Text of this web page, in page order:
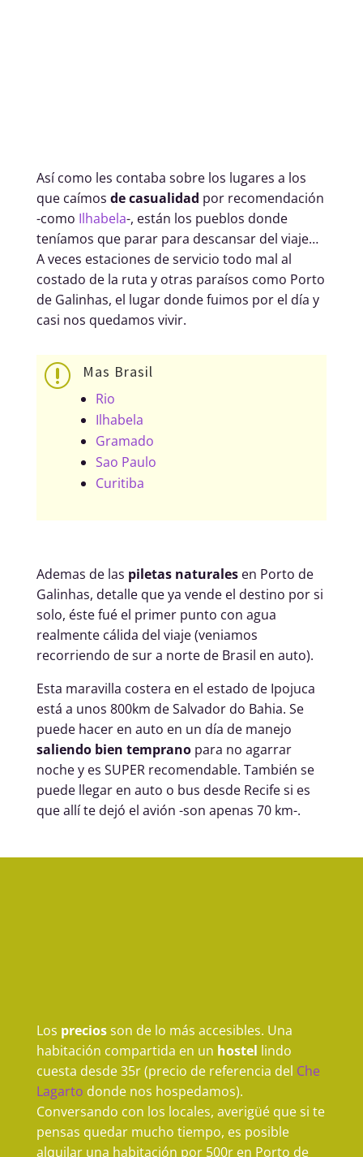
Así como les contaba sobre los lugares a los
que caímos de casualidad por recomendación
-como Ilhabela-, están los pueblos donde
teníamos que parar para descansar del viaje…
A veces estaciones de servicio todo mal al
costado de la ruta y otras paraísos como Porto
de Galinhas, el lugar donde fuimos por el día y
casi nos quedamos vivir.
r Mas Brasil
Rio
Ilhabela
Gramado
Sao Paulo
Curitiba
Ademas de las piletas naturalesen Porto de
Galinhas, detalle que ya vende el destino por si
solo, éste fué el primer punto con agua
realmente cálida del viaje (veniamos
recorriendo de sur a norte de Brasil en auto).
Esta maravilla costera en el estado de Ipojuca
está a unos 800km de Salvador do Bahia. Se
puede hacer en auto en un día de manejo
saliendo bien tempranopara no agarrar
noche y es SUPER recomendable. También se
puede llegar en auto o bus desde Recife si es
que allí te dejó el avión -son apenas 70 km-.
Los preciosson de lo más accesibles. Una
habitación compartida en un hostel lindo
cuesta desde 35r (precio de referencia del Che
Lagarto donde nos hospedamos).
Conversando con los locales, averigüé que si te
pensas quedar mucho tiempo, es posible
alquilar una habitación por 500r en Porto de